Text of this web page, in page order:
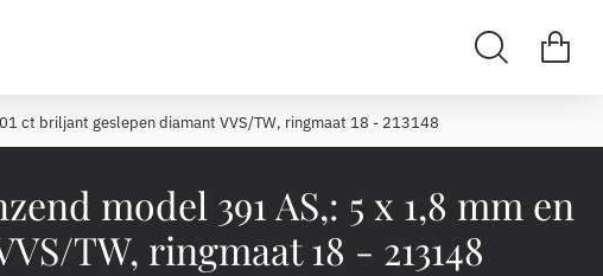
model 391 AS,: 5 x 1,8 mm en
TW, ringmaat 18 - 213148
ct briljant geslepen diamant VVS/TW, ringmaat 18 - 213148